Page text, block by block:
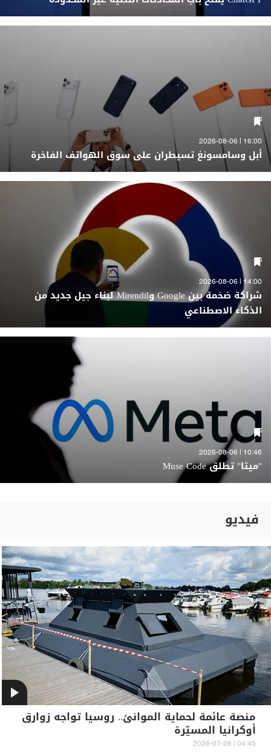
16:00 | 2026-08-06
أبل وسامسونغ تسيطران على سوق الهواتف الفاخرة
14:00 | 2026-08-06
شراكة ضخمة بين Google وMirendil لبناء جيل جديد من
الذكاء الاصطناعي
10:46 | 2026-08-06
"ميتا" تطلق Muse Code
فيديو
منصة عائمة لحماية الموانئ.. روسيا تواجه زوارق
أوكرانيا المسيّرة
04:45 | 2026-07-26